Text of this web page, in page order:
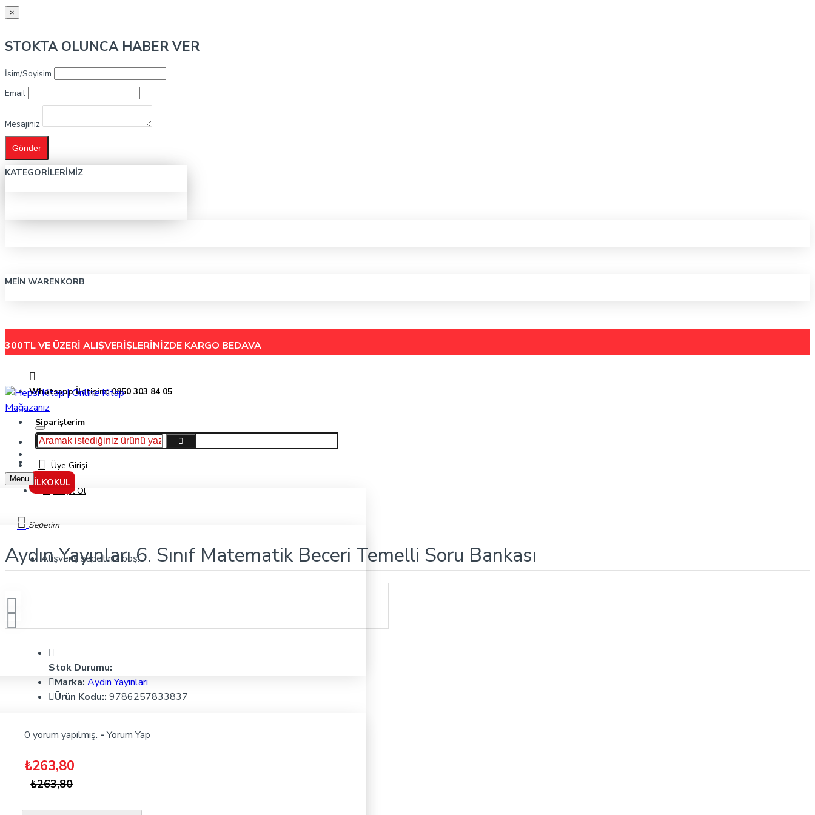
×
STOKTA OLUNCA HABER VER
İsim/Soyisim
Email
Mesajınız
Gönder
KATEGORILERIMIZ
MEIN WARENKORB
300TL VE ÜZERİ ALIŞVERİŞLERİNİZDE KARGO BEDAVA
Whatsapp İletişim: 0850 303 84 05
Siparişlerim
Hakkımızda
İletişimÜye Girişi
Kayıt Ol
Sepetim
Alışveriş sepetiniz boş!
İLKOKUL
Menu
Aydın Yayınları 6. Sınıf Matematik Beceri Temelli Soru Bankası
Aydın Yayınları 6. Sınıf Matematik Beceri Temelli Soru Bankası
Stok Durumu:
Marka: Aydın Yayınları
Ürün Kodu:: 9786257833837
0 yorum yapılmış. - Yorum Yap
₺263,80
₺263,80